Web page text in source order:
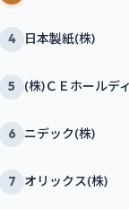
4 日本製紙(株)
5 (株)ＣＥホールデ
6 ニデック(株)
7 オリックス(株)